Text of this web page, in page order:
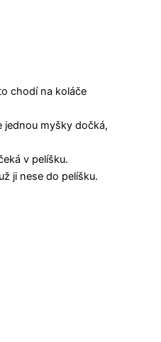
chodí na koláče
jednou myšky dočká,
v pelíšku.
ji nese do pelíšku.